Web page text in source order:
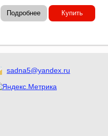
Подробнее Купить
sadna5@yandex.ru